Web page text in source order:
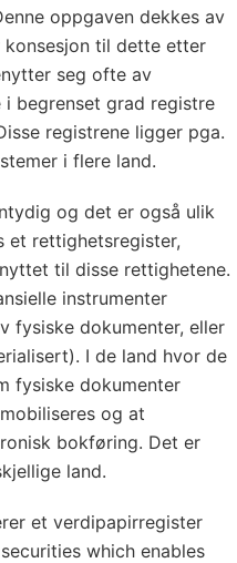
oppgaven dekkes av
konsesjon til dette etter
seg ofte av
begrenset grad registre
registrene ligger pga.
i flere land.
og det er også ulik
et rettighetsregister,
til disse rettighetene.
instrumenter
fysiske dokumenter, eller
I de land hvor de
fysiske dokumenter
og at
bokføring. Det er
land.
et verdipapirregister
which enables